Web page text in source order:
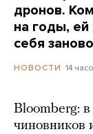
дронов.
на годы, ей
себя
НОВОСТИ 14
Bloomberg:
чиновников